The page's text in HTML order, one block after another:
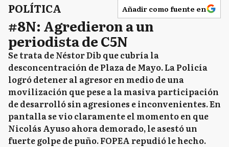
POLÍTICA Añadir como fuente en
#8N: Agredieron a un
periodista de C5N
Se trata de Néstor Dib que cubría la
desconcentración de Plaza de Mayo. La Policía
logró detener al agresor en medio de una
movilización que pese a la masiva participación
de desarrolló sin agresiones e inconvenientes. En
pantalla se vio claramente el momento en que
Nicolás Ayuso ahora demorado, le asestó un
fuerte golpe de puño. FOPEA repudió le hecho.